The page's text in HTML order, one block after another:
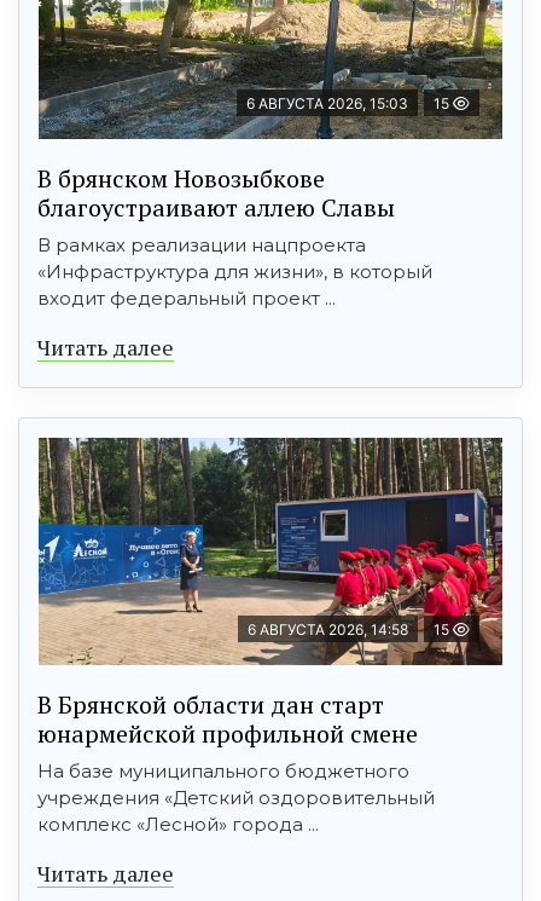
6 АВГУСТА 2026, 15:03 15
В брянском Новозыбкове
благоустраивают аллею Славы
В рамках реализации нацпроекта
«Инфраструктура для жизни», в который
входит федеральный проект ...
Читать далее
6 АВГУСТА 2026, 14:58 15
В Брянской области дан старт
юнармейской профильной смене
На базе муниципального бюджетного
учреждения «Детский оздоровительный
комплекс «Лесной» города ...
Читать далее